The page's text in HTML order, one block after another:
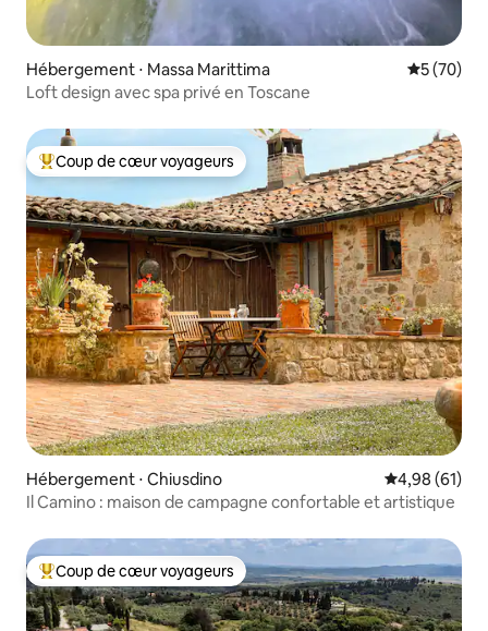
Hébergement ⋅ Massa Marittima
5 (70)
Loft design avec spa privé en Toscane
Coups de cœur voyageurs les plus appréciés
Coup de cœur voyageurs
Hébergement ⋅ Chiusdino Évaluation
4,98 (61)
Il Camino : maison de campagne confortable et artistique
Coups de cœur voyageurs les plus appréciés
Coup de cœur voyageurs